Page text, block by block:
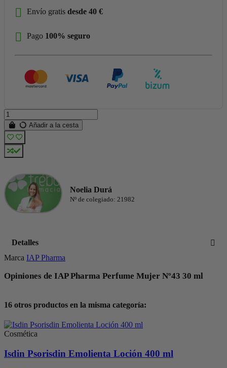
Envío gratis desde 40 €
Pago 100% seguro
Añadir a la cesta
Noelia Durá
Nº de colegiado: 21982
Detalles
Marca IAP Pharma
Opiniones de IAP Pharma Perfume Mujer Nº43 30 ml
16 otros productos en la misma categoría:
Cosmética
Isdin Psorisdin Emolienta Loción 400 ml